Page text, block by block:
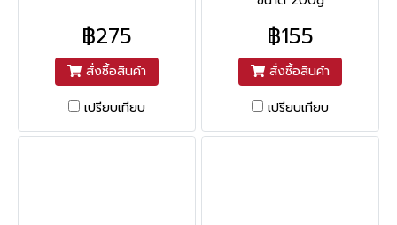
฿275
สั่งซื้อสินค้า
เปรียบเทียบ
฿155
สั่งซื้อสินค้า
เปรียบเทียบ